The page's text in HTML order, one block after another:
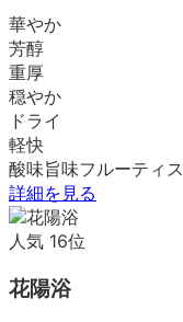
華やか
芳醇
重厚
穏やか
ドライ
軽快
酸味旨味フルーティ
詳細を見る
人気 16位
花陽浴